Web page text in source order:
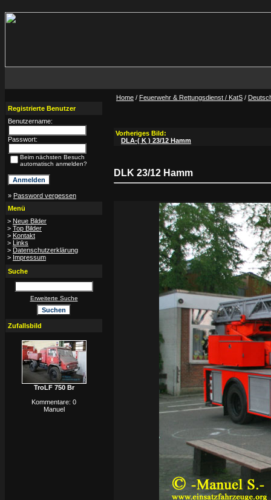
Registrierte Benutzer
Benutzername:
Passwort:
Beim nächsten Besuch
automatisch anmelden?
» Password vergessen
Menü
> Neue Bilder
> Top Bilder
> Kontakt
> Links
> Datenschutzerklärung
> Impressum
Suche
Erweiterte Suche
Zufallsbild
TroLF 750 Br
Kommentare: 0
Manuel
Home / Feuerwehr & Rettungsdienst / KatS /
Vorheriges Bild:
DLA-( K ) 23/12 Hamm
DLK 23/12 Hamm